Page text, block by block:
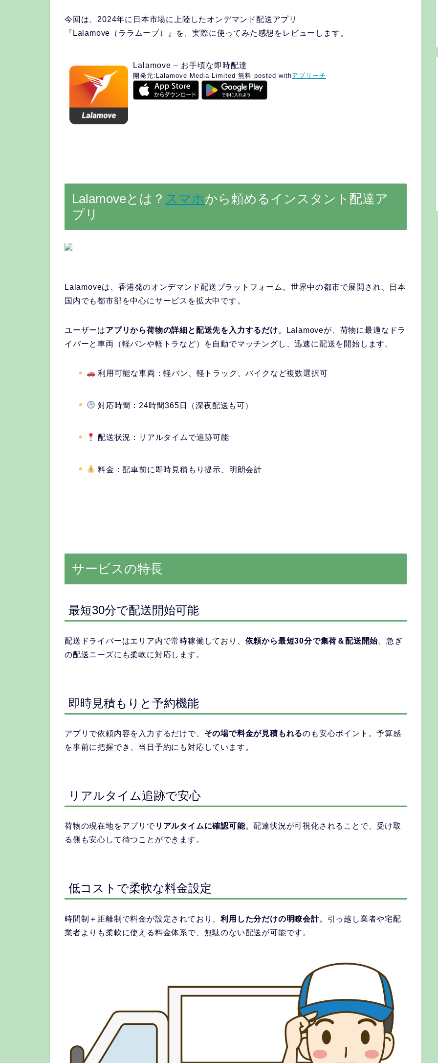
今回は、2024年に日本市場に上陸したオンデマンド配送アプリ
『Lalamove（ララムーブ）』を、実際に使ってみた感想をレビューします。
Lalamove – お手頃な即時配達
開発元: Lalamove Media Limited 無料 posted withアプリーチ
Lalamoveとは？ スマホから頼めるインスタント配達ア
プリ
Lalamoveは、香港発のオンデマンド配送プラットフォーム。世界中の都市で展開され、日本
国内でも都市部を中心にサービスを拡大中です。
ユーザーはアプリから荷物の詳細と配送先を入力するだけ。Lalamoveが、荷物に最適なドラ
イバーと車両（軽バンや軽トラなど）を自動でマッチングし、迅速に配送を開始します。
利用可能な車両：軽バン、軽トラック、バイクなど複数選択可
対応時間：24時間365日（深夜配送も可）
配送状況：リアルタイムで追跡可能
料金：配車前に即時見積もり提示、明朗会計
サービスの特長
最短30分で配送開始可能
配送ドライバーはエリア内で常時稼働しており、 依頼から最短30分で集荷＆配送開始。急ぎ
の配送ニーズにも柔軟に対応します。
即時見積もりと予約機能
アプリで依頼内容を入力するだけで、 その場で料金が見積もれるのも安心ポイント。予算感
を事前に把握でき、当日予約にも対応しています。
リアルタイム追跡で安心
荷物の現在地をアプリでリアルタイムに確認可能。配達状況が可視化されることで、受け取
る側も安心して待つことができます。
低コストで柔軟な料金設定
時間制＋距離制で料金が設定されており、利用した分だけの明瞭会計。引っ越し業者や宅配
業者よりも柔軟に使える料金体系で、無駄のない配送が可能です。